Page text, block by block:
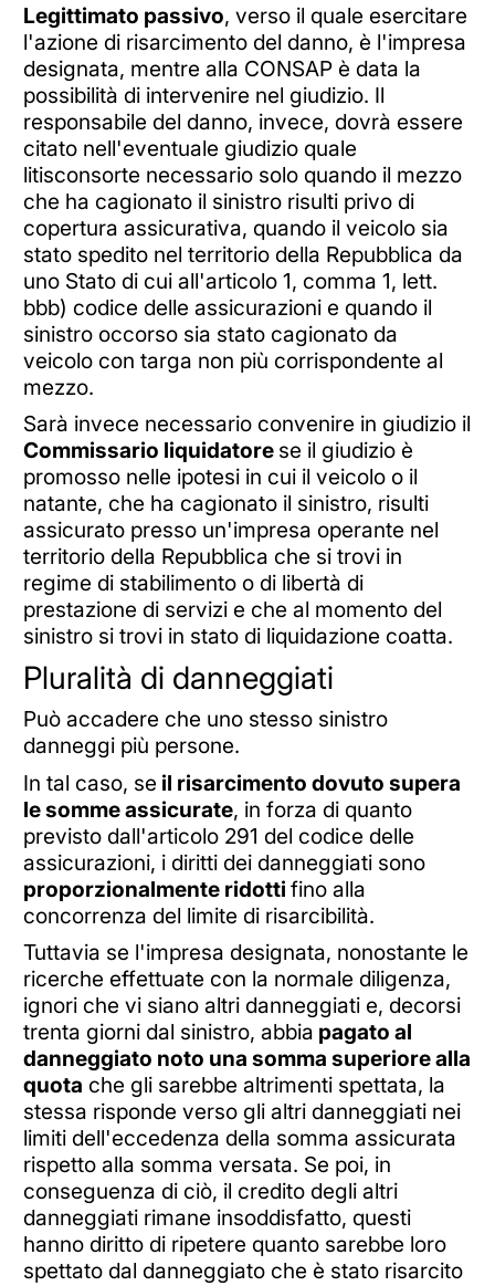
Legittimato passivo, verso il quale esercitare
l'azione di risarcimento del danno, è l'impresa
designata, mentre alla CONSAP è data la
possibilità di intervenire nel giudizio. Il
responsabile del danno, invece, dovrà essere
citato nell'eventuale giudizio quale
litisconsorte necessario solo quando il mezzo
che ha cagionato il sinistro risulti privo di
copertura assicurativa, quando il veicolo sia
stato spedito nel territorio della Repubblica da
uno Stato di cui all'articolo 1, comma 1, lett.
bbb) codice delle assicurazioni e quando il
sinistro occorso sia stato cagionato da
veicolo con targa non più corrispondente al
mezzo.
Sarà invece necessario convenire in giudizio il
Commissario liquidatore se il giudizio è
promosso nelle ipotesi in cui il veicolo o il
natante, che ha cagionato il sinistro, risulti
assicurato presso un'impresa operante nel
territorio della Repubblica che si trovi in
regime di stabilimento o di libertà di
prestazione di servizi e che al momento del
sinistro si trovi in stato di liquidazione coatta.
Pluralità di danneggiati
Può accadere che uno stesso sinistro
danneggi più persone.
In tal caso, se il risarcimento dovuto supera
le somme assicurate, in forza di quanto
previsto dall'articolo 291 del codice delle
assicurazioni, i diritti dei danneggiati sono
proporzionalmente ridotti fino alla
concorrenza del limite di risarcibilità.
Tuttavia se l'impresa designata, nonostante le
ricerche effettuate con la normale diligenza,
ignori che vi siano altri danneggiati e, decorsi
trenta giorni dal sinistro, abbia pagato al
danneggiato noto una somma superiore alla
quota che gli sarebbe altrimenti spettata, la
stessa risponde verso gli altri danneggiati nei
limiti dell'eccedenza della somma assicurata
rispetto alla somma versata. Se poi, in
conseguenza di ciò, il credito degli altri
danneggiati rimane insoddisfatto, questi
hanno diritto di ripetere quanto sarebbe loro
spettato dal danneggiato che è stato risarcito